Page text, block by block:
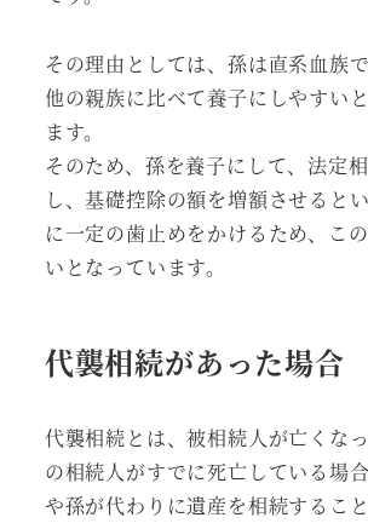
その理由としては、孫は直系血族
他の親族に比べて養子にしやすい
ます。
そのため、孫を養子にして、法定
し、基礎控除の額を増額させると
に一定の歯止めをかけるため、こ
いとなっています。
代襲相続があった場合
代襲相続とは、被相続人が亡くな
の相続人がすでに死亡している場
や孫が代わりに遺産を相続すること